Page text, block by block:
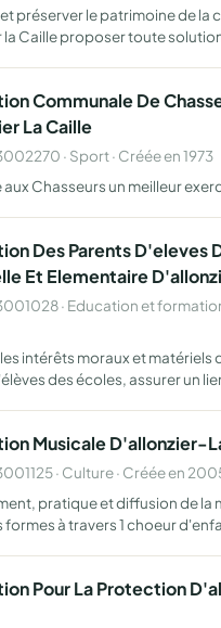
préserver le patrimoine de la
la Caille proposer toute
Communale De
La Caille
· Sport · Créée en 1973
Chasseurs un meilleur
Des Parents D'eleves
Et Elementaire
· Education et
intérêts moraux et matériels
des écoles, assurer un
Musicale D'allonzier-
· Culture · Créée en
pratique et diffusion de la
formes à travers 1 choeur
Pour La Protection